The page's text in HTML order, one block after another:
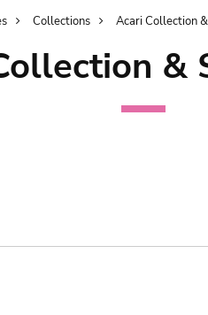
Collections Acari Collection
&